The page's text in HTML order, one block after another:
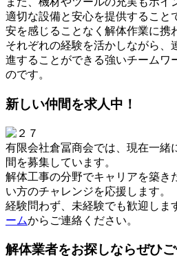
適切な設備と安心を提供すること
安を感じることなく解体作業に携
それぞれの経験を活かしながら、
進することができる強いチームワ
のです。
新しい仲間を求人中！
有限会社倉冨商会では、現在一緒
間を募集しています。
解体工事の分野でキャリアを築き
い方のチャレンジを応援します。
経験問わず、未経験でも歓迎しま
ームからご連絡ください。
解体業者をお探しならぜひご